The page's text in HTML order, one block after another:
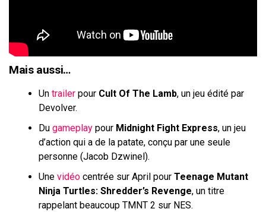
Mais aussi…
Un trailer pour Cult Of The Lamb, un jeu édité par
Devolver.
Du gameplay pour Midnight Fight Express, un jeu
d’action qui a de la patate, conçu par une seule
personne (Jacob Dzwinel).
Une vidéo centrée sur April pour Teenage Mutant
Ninja Turtles: Shredder’s Revenge, un titre
rappelant beaucoup TMNT 2 sur NES.